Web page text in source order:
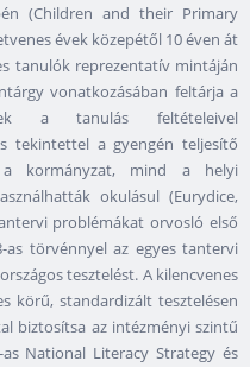
(Children and their Primary
évek közepétől 10 éven át
tanulók reprezentatív mintáján
vonatkozásában feltárja a
a tanulás feltételeivel
tekintettel a gyengén teljesítő
kormányzat, mind a helyi
okulásul (Eurydice,
problémákat orvosló első
törvénnyel az egyes tantervi
tesztelést. A kilencvenes
körű, standardizált tesztelésen
biztosítsa az intézményi szintű
National Literacy Strategy és